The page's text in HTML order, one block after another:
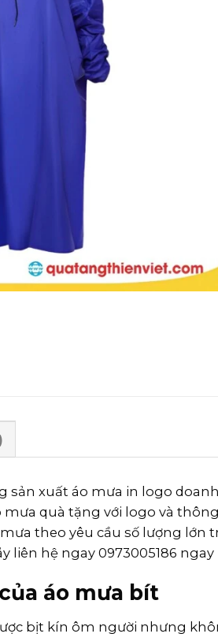
sản xuất áo mưa in logo
mưa quà tặng với logo và
theo yêu cầu số lượng
liên hệ ngay 0973005186 ngay
áo mưa bít
bịt kín ôm người nhưng